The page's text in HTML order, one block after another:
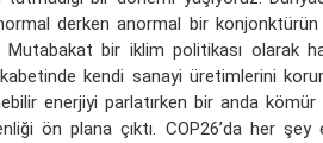
derken anormal bir konjonktürün
bir iklim politikası olarak
kendi sanayi üretimlerini
enerjiyi parlatırken bir anda kömür
ön plana çıktı. COP26’da her şey